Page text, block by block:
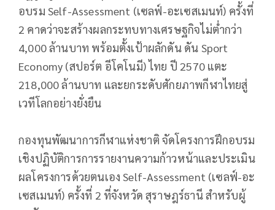
อบรม Self-Assessment (เซลฟ์-อะเซสเมนท์) ครั้งที่
2 คาดว่าจะสร้างผลกระทบทางเศรษฐกิจไม่ต่ำกว่า
4,000 ล้านบาท พร้อมตั้งเป้าผลักดัน ดัน Sport
Economy (สปอร์ต อีโคโนมี) ไทย ปี 2570 แตะ
218,000 ล้านบาท และยกระดับศักยภาพกีฬาไทยสู่
เวทีโลกอย่างยั่งยืน
กองทุนพัฒนาการกีฬาแห่งชาติ จัดโครงการฝึกอบรม
เชิงปฏิบัติการการรายงานความก้าวหน้าและประเมิน
ผลโครงการด้วยตนเอง Self-Assessment (เซลฟ์-อะ
เซสเมนท์) ครั้งที่ 2 ที่จังหวัด สุราษฎร์ธานี สำหรับผู้